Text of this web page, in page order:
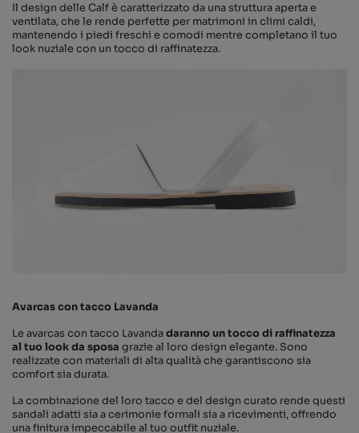
Il design delle Calf è caratterizzato da una struttura aperta e
ventilata, che le rende perfette per matrimoni in climi caldi,
mantenendo i piedi freschi e comodi mentre completano il tuo
look nuziale con un tocco di raffinatezza.
Avarcas con tacco Lavanda
Le avarcas con tacco Lavandadaranno un tocco di raffinatezza
al tuo look da sposa grazie al loro design elegante. Sono
realizzate con materiali di alta qualità che garantiscono sia
comfort sia durata.
La combinazione del loro tacco e del design curato rende questi
sandali adatti sia a cerimonie formali sia a ricevimenti, offrendo
una finitura impeccabile al tuo outfit nuziale.